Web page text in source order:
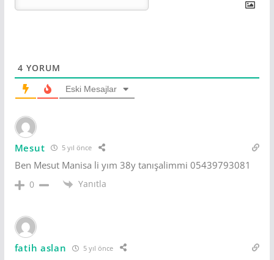
4 YORUM
Eski Mesajlar
Mesut 5 yıl önce
Ben Mesut Manisa li yım 38y tanışalimmi 05439793081
0 Yanıtla
fatih aslan 5 yıl önce